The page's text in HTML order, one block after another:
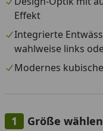
Effekt
Integrierte
wahlweise links
Modernes
Größe wählen